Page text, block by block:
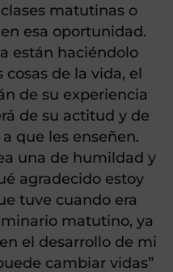
matutinas o
esa oportunidad.
están haciéndolo
cosas de la vida, el
de su experiencia
de su actitud y de
que les enseñen.
una de humildad y
agradecido estoy
tuve cuando era
matutino, ya
el desarrollo de mi
cambiar vidas”